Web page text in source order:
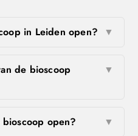
in Leiden open? ▼
de bioscoop
▼
open? ▼